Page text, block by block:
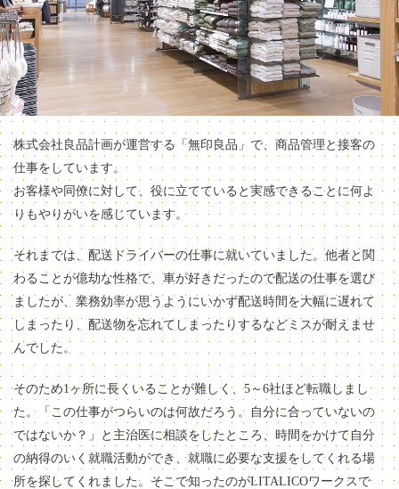
株式会社良品計画が運営する「無印良品」で、商品管理と接客の
仕事をしています。
お客様や同僚に対して、役に立てていると実感できることに何よ
りもやりがいを感じています。
それまでは、配送ドライバーの仕事に就いていました。他者と関
わることが億劫な性格で、車が好きだったので配送の仕事を選び
ましたが、業務効率が思うようにいかず配送時間を大幅に遅れて
しまったり、配送物を忘れてしまったりするなどミスが耐えませ
んでした。
そのため1ヶ所に長くいることが難しく、5～6社ほど転職しまし
た。「この仕事がつらいのは何故だろう。自分に合っていないの
ではないか？」と主治医に相談をしたところ、時間をかけて自分
の納得のいく就職活動ができ、就職に必要な支援をしてくれる場
所を探してくれました。そこで知ったのがLITALICOワークスで